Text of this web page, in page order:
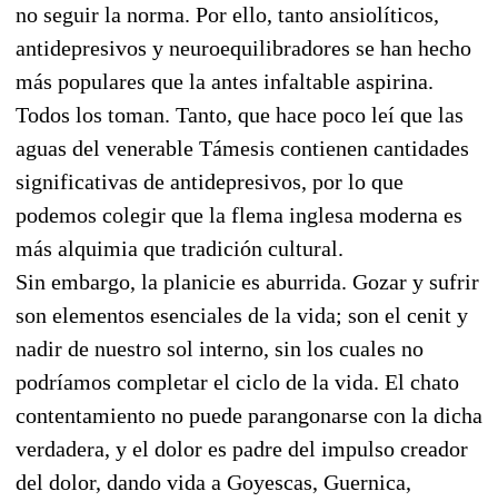
no seguir la norma. Por ello, tanto ansiolíticos,
antidepresivos y neuroequilibradores se han hecho
más populares que la antes infaltable aspirina.
Todos los toman. Tanto, que hace poco leí que las
aguas del venerable Támesis contienen cantidades
significativas de antidepresivos, por lo que
podemos colegir que la flema inglesa moderna es
más alquimia que tradición cultural.
Sin embargo, la planicie es aburrida. Gozar y sufrir
son elementos esenciales de la vida; son el cenit y
nadir de nuestro sol interno, sin los cuales no
podríamos completar el ciclo de la vida. El chato
contentamiento no puede parangonarse con la dicha
verdadera, y el dolor es padre del impulso creador
del dolor, dando vida a Goyescas, Guernica,